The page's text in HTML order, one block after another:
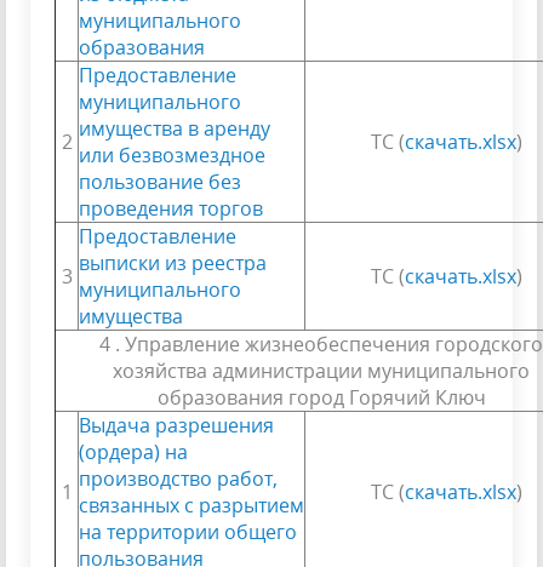
муниципального
образования
2
Предоставление
муниципального
имущества в аренду
или безвозмездное
пользование без
проведения торгов
ТС (скачать.xlsx)
3
Предоставление
выписки из реестра
муниципального
имущества
ТС (скачать.xlsx)
4 . Управление жизнеобеспечения городского
хозяйства администрации муниципального
образования город Горячий Ключ
1
Выдача разрешения
(ордера) на
производство работ,
связанных с разрытием
на территории общего
пользования
ТС (скачать.xlsx)